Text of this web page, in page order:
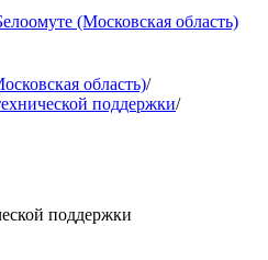
(Московская область)
область)/
поддержки/
поддержки